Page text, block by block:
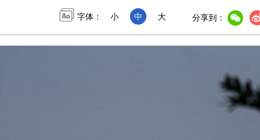
字体： 小 中 大 分享到：